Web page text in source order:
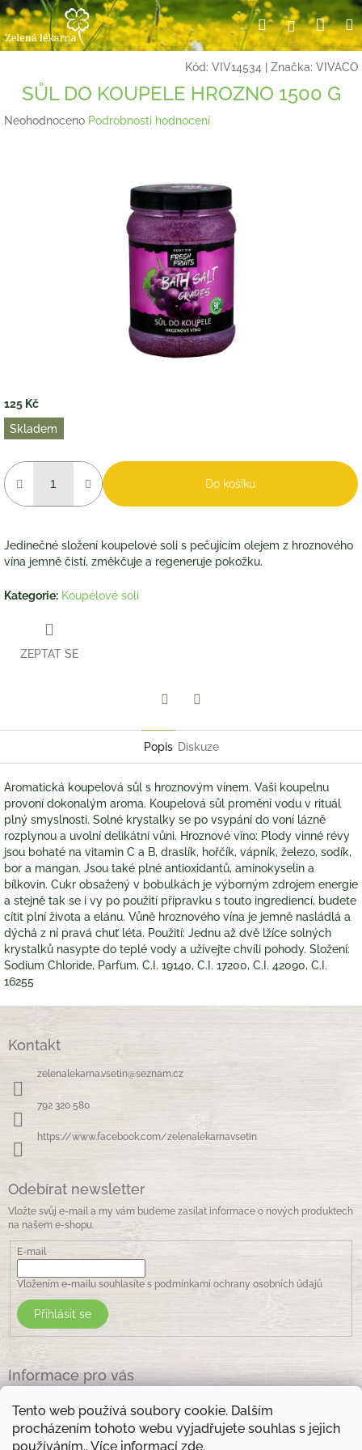
Tento web používá soubory cookie. Dalším
procházením tohoto webu vyjadřujete souhlas s jejich
používáním.. Více informací zde.
Přejít
na
obsah
HledatPřihlášení
Kód: VIV14534 Značka: VIVACO
SŮL DO KOUPELE HROZNO 1500 G
Průměrné
Neohodnoceno Podrobnosti hodnocení
125 Kč
Měrná
cena:
Skladem
Do košíku
Jedinečné složení koupelové soli s pečujícím olejem z hroznového
vína jemně čistí, změkčuje a regeneruje pokožku.
Kategorie: Koupelové soli
ZEPTAT SE
Popis Diskuze
Aromatická koupelová sůl s hroznovým vínem. Vaši koupelnu
provoní dokonalým aroma. Koupelová sůl promění vodu v rituál
plný smyslnosti. Solné krystalky se po vsypání do voní lázně
rozplynou a uvolní delikátní vůni. Hroznové víno: Plody vinné révy
jsou bohaté na vitamin C a B, draslík, hořčík, vápník, železo, sodík,
bor a mangan. Jsou také plné antioxidantů, aminokyselin a
bílkovin. Cukr obsažený v bobulkách je výborným zdrojem energie
a stejně tak se i vy po použití přípravku s touto ingrediencí, budete
cítit plní života a elánu. Vůně hroznového vína je jemně nasládlá a
dýchá z ní pravá chuť léta. Použití: Jednu až dvě lžíce solných
krystalků nasypte do teplé vody a užívejte chvíli pohody. Složení:
Sodium Chloride, Parfum, C.I. 19140, C.I. 17200, C.I. 42090, C.I.
16255
Kontakt
zelenalekarna.vsetin@seznam.cz
792 320 580
https://www.facebook.com/zelenalekarnavsetin
Odebírat newsletter
Vložte svůj e-mail a my vám budeme zasílat informace o nových produktech
na našem e-shopu.
E-mail
Vložením e-mailu souhlasíte s podmínkami ochrany osobních údajů
Přihlásit se
Informace pro vás
Obchodní podmínky
Podmínky ochrany osobních údajů